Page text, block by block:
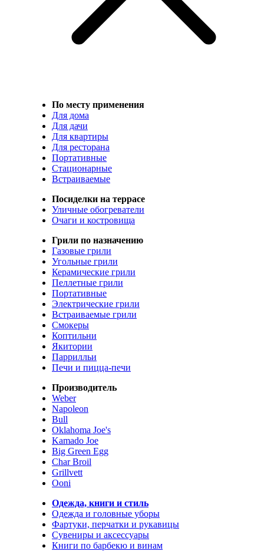
По месту применения
Для дома
Для дачи
Для квартиры
Для ресторана
Портативные
Стационарные
Встраиваемые
Посиделки на террасе
Уличные обогреватели
Очаги и костровища
Грили по назначению
Газовые грили
Угольные грили
Керамические грили
Пеллетные грили
Портативные
Электрические грили
Встраиваемые грили
Смокеры
Коптильни
Якитории
Паррилльи
Печи и пицца-печи
Производитель
Weber
Napoleon
Bull
Oklahoma Joe's
Kamado Joe
Big Green Egg
Char Broil
Grillvett
Ooni
Одежда, книги и стиль
Одежда и головные уборы
Фартуки, перчатки и рукавицы
Сувениры и аксессуары
Книги по барбекю и винам